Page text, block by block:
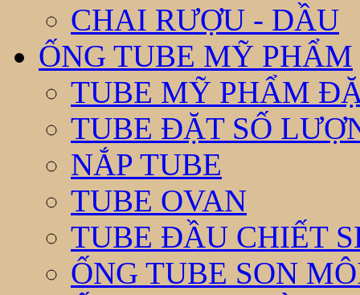
CHAI RƯỢU - DẦU
ỐNG TUBE MỸ PHẨM
TUBE MỸ PHẨM
TUBE ĐẶT SỐ
NẮP TUBE
TUBE OVAN
TUBE ĐẦU CHIẾT
ỐNG TUBE SON